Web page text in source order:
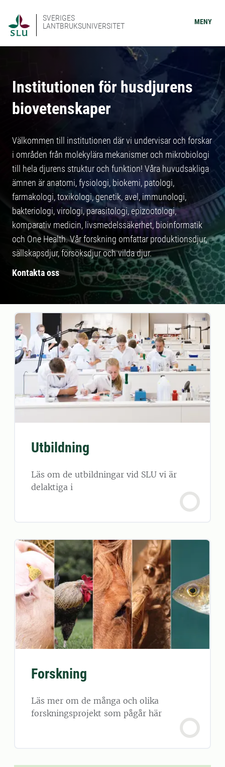
SVERIGES
LANTBRUKSUNIVERSITET
MENY
Institutionen för husdjurens
biovetenskaper
Välkommen till institutionen där vi undervisar och forskar
i områden från molekylära mekanismer och mikrobiologi
till hela djurens struktur och funktion! Våra huvudsakliga
ämnen är anatomi, fysiologi, biokemi, patologi,
farmakologi, toxikologi, genetik, avel, immunologi,
bakteriologi, virologi, parasitologi, epizootologi,
komparativ medicin, livsmedelssäkerhet, bioinformatik
och One Health. Vår forskning omfattar produktionsdjur,
sällskapsdjur, försöksdjur och vilda djur.
Kontakta oss
Utbildning
Läs om de utbildningar vid SLU vi är
delaktiga i
Forskning
Läs mer om de många och olika
forskningsprojekt som pågår här